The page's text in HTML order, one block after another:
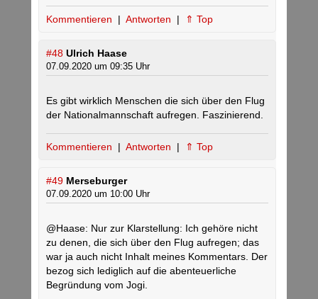
Kommentieren | Antworten | ⇑ Top
#48 Ulrich Haase
07.09.2020 um 09:35 Uhr
Es gibt wirklich Menschen die sich über den Flug
der Nationalmannschaft aufregen. Faszinierend.
Kommentieren | Antworten | ⇑ Top
#49 Merseburger
07.09.2020 um 10:00 Uhr
@Haase: Nur zur Klarstellung: Ich gehöre nicht
zu denen, die sich über den Flug aufregen; das
war ja auch nicht Inhalt meines Kommentars. Der
bezog sich lediglich auf die abenteuerliche
Begründung vom Jogi.